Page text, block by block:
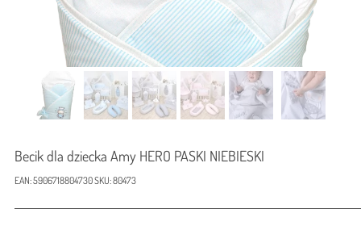
Becik dla dziecka Amy HERO PASKI NIEBIESKI
EAN:5906718804730SKU:80473